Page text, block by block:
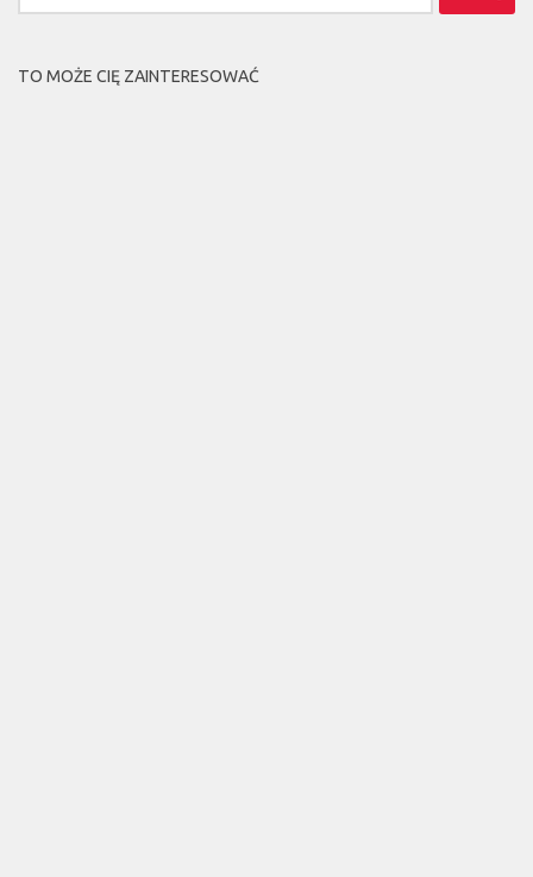
TO MOŻE CIĘ ZAINTERESOWAĆ